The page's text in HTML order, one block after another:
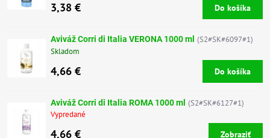
3,38 € Do košíka
Aviváž Corri di Italia VERONA 1000 ml (S2#SK#6097#1)
Skladom
4,66 € Do košíka
Aviváž Corri di Italia ROMA 1000 ml (S2#SK#6127#1)
Vypredané
4,66 € Zobraziť